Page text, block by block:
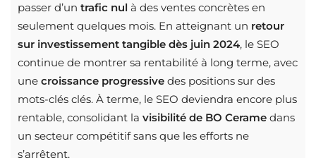
passer d’un trafic nul à des ventes concrètes en
seulement quelques mois. En atteignant un retour
sur investissement tangible dès juin 2024, le SEO
continue de montrer sa rentabilité à long terme, avec
une croissance progressive des positions sur des
mots-clés clés. À terme, le SEO deviendra encore plus
rentable, consolidant la visibilité de BO Cerame dans
un secteur compétitif sans que les efforts ne
s’arrêtent.